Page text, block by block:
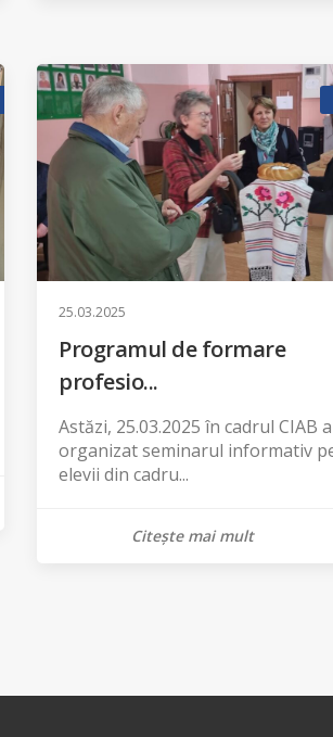
25.03.2025
Programul de formare
profesio...
Astăzi, 25.03.2025 în cadrul CIAB
organizat seminarul informativ
elevii din cadru...
Citește mai mult